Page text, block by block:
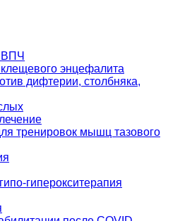
ВПЧ
энцефалита
дифтерии, столбняка,
тренировок мышц тазового
гиперокситерапия